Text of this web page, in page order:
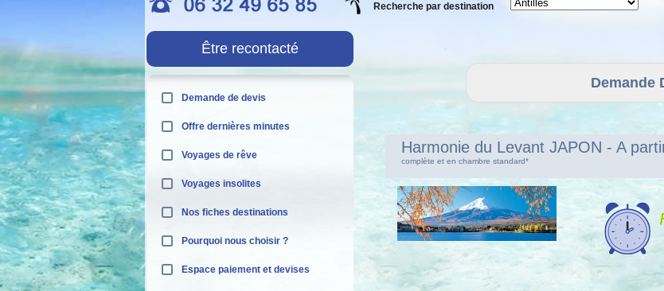
Recherche par destination
Être recontacté
Demande de devis
Offre dernières minutes
Voyages de rêve
Voyages insolites
Nos fiches destinations
Pourquoi nous choisir ?
Espace paiement et devises
Harmonie du Levant JAPON - A
complète et en chambre standard*